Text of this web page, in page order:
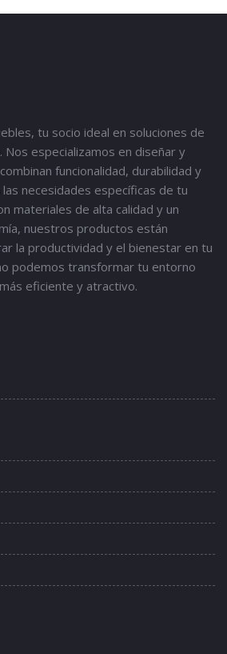
tu socio ideal en soluciones de
Nos especializamos en diseñar y
funcionalidad, durabilidad y
necesidades específicas de tu
materiales de alta calidad y un
nuestros productos están
la productividad y el bienestar en tu
podemos transformar tu entorno
eficiente y atractivo.